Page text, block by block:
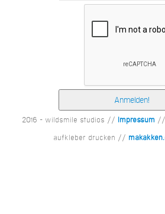
2016 - wildsmile studios //Impressum //
aufkleber drucken //